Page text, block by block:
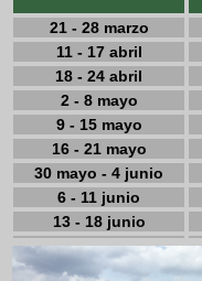
21 - 28 marzo
11 - 17 abril
18 - 24 abril
2 - 8 mayo
9 - 15 mayo
16 - 21 mayo
30 mayo - 4 junio
6 - 11 junio
13 - 18 junio